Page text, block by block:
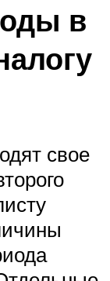
в
свое